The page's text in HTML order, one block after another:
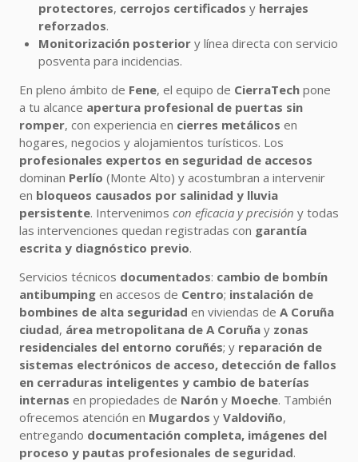
protectores, cerrojos certificados y herrajes
reforzados.
Monitorización posterior y línea directa con servicio
posventa para incidencias.
En pleno ámbito de Fene, el equipo de CierraTech pone
a tu alcance apertura profesional de puertas sin
romper, con experiencia en cierres metálicos en
hogares, negocios y alojamientos turísticos. Los
profesionales expertos en seguridad de accesos
dominan Perlío (Monte Alto) y acostumbran a intervenir
en bloqueos causados por salinidad y lluvia
persistente. Intervenimos con eficacia y precisión y todas
las intervenciones quedan registradas con garantía
escrita y diagnóstico previo.
Servicios técnicos documentados: cambio de bombín
antibumping en accesos de Centro; instalación de
bombines de alta seguridad en viviendas de A Coruña
ciudad, área metropolitana de A Coruña y zonas
residenciales del entorno coruñés; y reparación de
sistemas electrónicos de acceso, detección de fallos
en cerraduras inteligentes y cambio de baterías
internas en propiedades de Narón y Moeche. También
ofrecemos atención en Mugardos y Valdoviño,
entregando documentación completa, imágenes del
proceso y pautas profesionales de seguridad.